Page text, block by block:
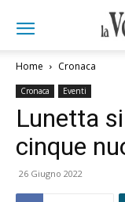
Home Cronaca
Cronaca Eventi
Lunetta
cinque
26 Giugno 2022